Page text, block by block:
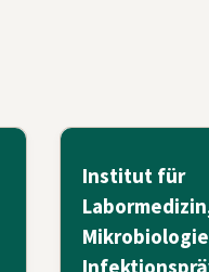
Institut für